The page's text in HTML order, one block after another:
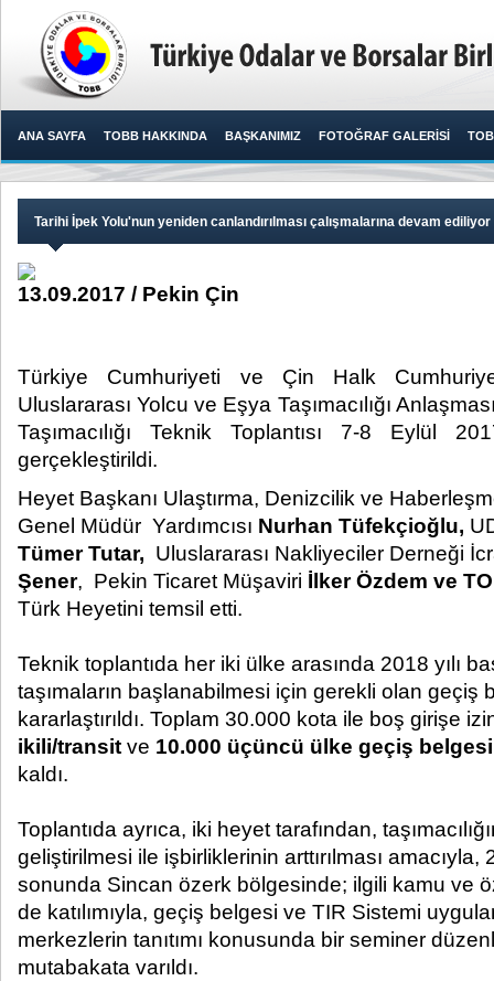
ANA SAYFA TOBB HAKKINDA BAŞKANIMIZ FOTOĞRAF GALERİSİ
Tarihi İpek Yolu'nun yeniden canlandırılması çalışmalarına devam ediliyor
13.09.2017 / Pekin Çin
Türkiye Cumhuriyeti ve Çin Halk
Uluslararası Yolcu ve Eşya Taşımacılığı
Taşımacılığı Teknik Toplantısı 7-8 Eylül
gerçekleştirildi.​
Heyet Başkanı Ulaştırma, Denizcilik ve
Genel Müdür Yardımcısı Nurhan Tüfekçioğlu,
Tümer Tutar, Uluslararası Nakliyeciler Derneği
Şener, Pekin Ticaret Müşaviri İlker Özdem ve
Türk Heyetini temsil etti.
Teknik toplantıda her iki ülke arasında 2018 yılı
taşımaların başlanabilmesi için gerekli olan geçiş
kararlaştırıldı. Toplam 30.000 kota ile boş girişe
ikili/transit ve 10.000 üçüncü ülke geçiş belgesi
kaldı.
Toplantıda ayrıca, iki heyet tarafından,
geliştirilmesi ile işbirliklerinin arttırılması amacıyla,
sonunda Sincan özerk bölgesinde; ilgili kamu ve
de katılımıyla, geçiş belgesi ve TIR Sistemi
merkezlerin tanıtımı konusunda bir seminer
mutabakata varıldı.